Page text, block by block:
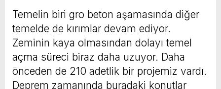
Temelin biri gro beton aşamasında diğer
temelde de kırımlar devam ediyor.
Zeminin kaya olmasından dolayı temel
açma süreci biraz daha uzuyor. Daha
önceden de 210 adetlik bir projemiz vardı.
Deprem zamanında buradaki konutlar